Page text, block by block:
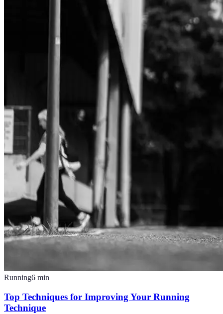
Running6 min
Top Techniques for Improving Your Running
Technique